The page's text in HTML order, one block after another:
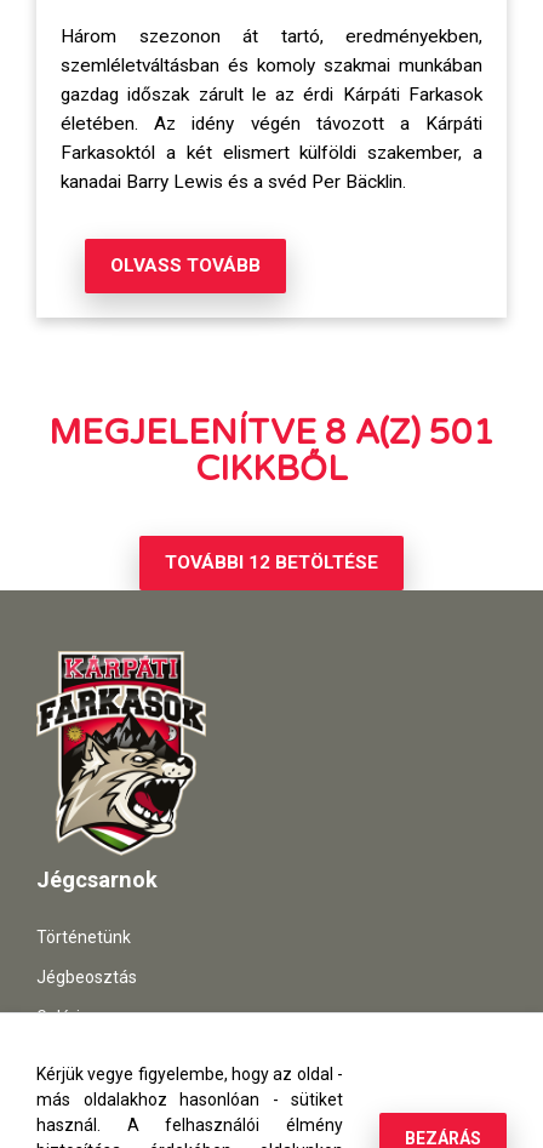
Három szezonon át tartó, eredményekben,
szemléletváltásban és komoly szakmai munkában
gazdag időszak zárult le az érdi Kárpáti Farkasok
életében. Az idény végén távozott a Kárpáti
Farkasoktól a két elismert külföldi szakember, a
kanadai Barry Lewis és a svéd Per Bäcklin.
OLVASS TOVÁBB
MEGJELENÍTVE 8 A(Z) 501
CIKKBŐL
TOVÁBBI 12 BETÖLTÉSE
Jégcsarnok
Történetünk
Jégbeosztás
Galéria
Támogatóknak
Adatvédelem
Kérjük vegye figyelembe, hogy az oldal -
más oldalakhoz hasonlóan - sütiket
használ. A felhasználói élmény
BEZÁRÁS